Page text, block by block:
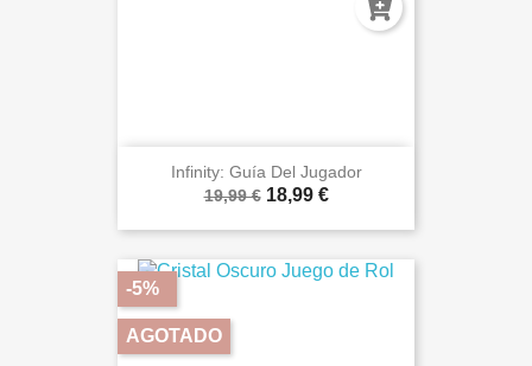
Infinity: Guía Del Jugador
19,99 € 18,99 €
-5%
AGOTADO